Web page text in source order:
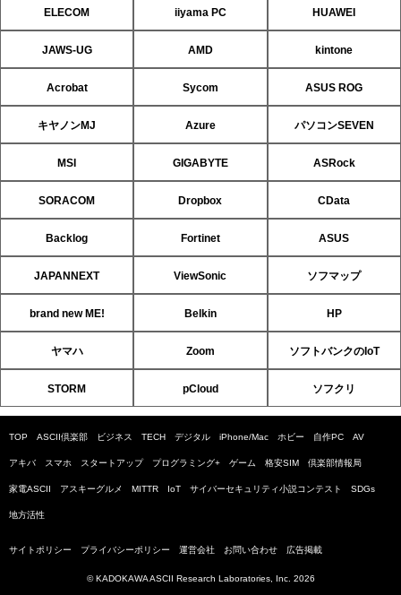
ELECOM iiyama PC HUAWEI
JAWS-UG AMD kintone
Acrobat Sycom ASUS ROG
キヤノンMJ Azure パソコンSEVEN
MSI GIGABYTE ASRock
SORACOM Dropbox CData
Backlog Fortinet ASUS
JAPANNEXT ViewSonic ソフマップ
brand new ME! Belkin HP
ヤマハ Zoom ソフトバンクのIoT
STORM pCloud ソフクリ
TOP ASCII倶楽部 ビジネス TECH デジタル iPhone/Mac ホビー 自作PC AV
アキバ スマホ スタートアップ プログラミング+ ゲーム 格安SIM 倶楽部情報局
家電ASCII アスキーグルメ MITTR IoT サイバーセキュリティ小説コンテスト SDGs
地方活性
サイトポリシー プライバシーポリシー 運営会社 お問い合わせ 広告掲載
© KADOKAWA ASCII Research Laboratories, Inc. 2026